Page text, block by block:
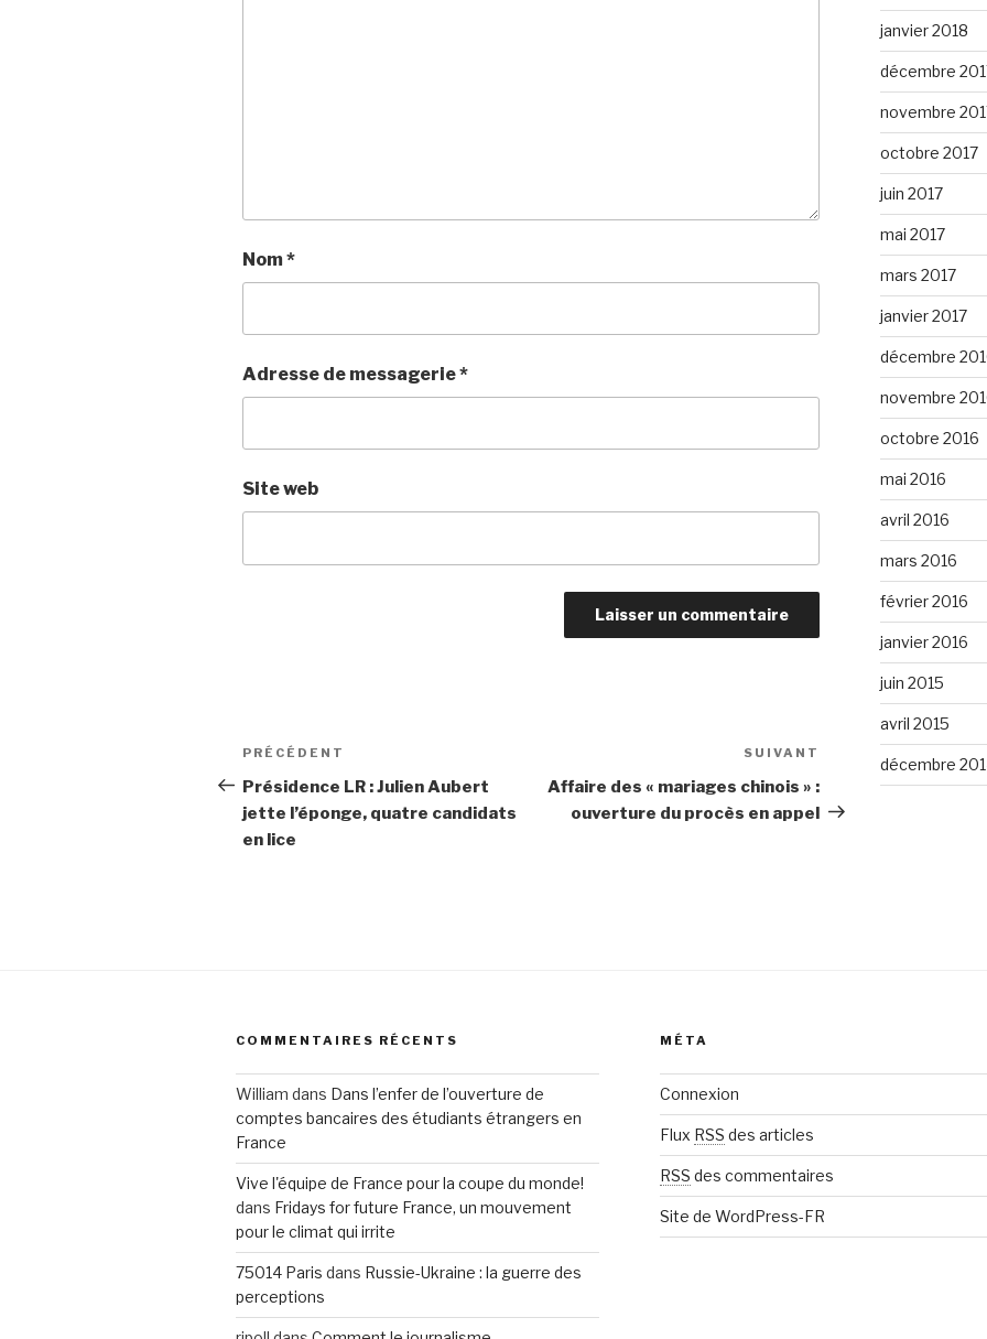
Nom*
Adresse de messagerie*
Site web
Navigation
de
l’article
Article
précédent
PRÉCÉDENT
Présidence LR : Julien Aubert
jette l’éponge, quatre candidats
en lice
suivant
SUIVANT
Affaire des « mariages chinois » :
ouverture du procès en appel
janvier 2018
décembre
novembre
octobre 2017
juin 2017
mai 2017
mars 2017
janvier 2017
décembre
novembre
octobre 2016
mai 2016
avril 2016
mars 2016
février 2016
janvier 2016
juin 2015
avril 2015
décembre
COMMENTAIRES RÉCENTS
William dans Dans l’enfer de l’ouverture de
comptes bancaires des étudiants étrangers en
France
Vive l'équipe de France pour la coupe du monde!
dans Fridays for future France, un mouvement
pour le climat qui irrite
75014 Paris dans Russie-Ukraine : la guerre des
perceptions
MÉTA
Connexion
Flux RSS des articles
RSS des commentaires
Site de WordPress-FR